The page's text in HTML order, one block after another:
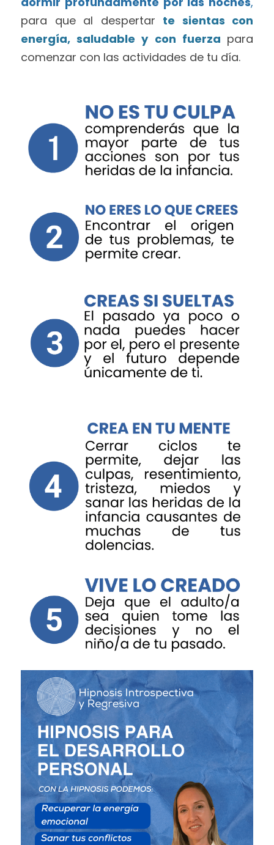
para que al despertar te sientas con
energía, saludable y con fuerza para
comenzar con las actividades de tu día.